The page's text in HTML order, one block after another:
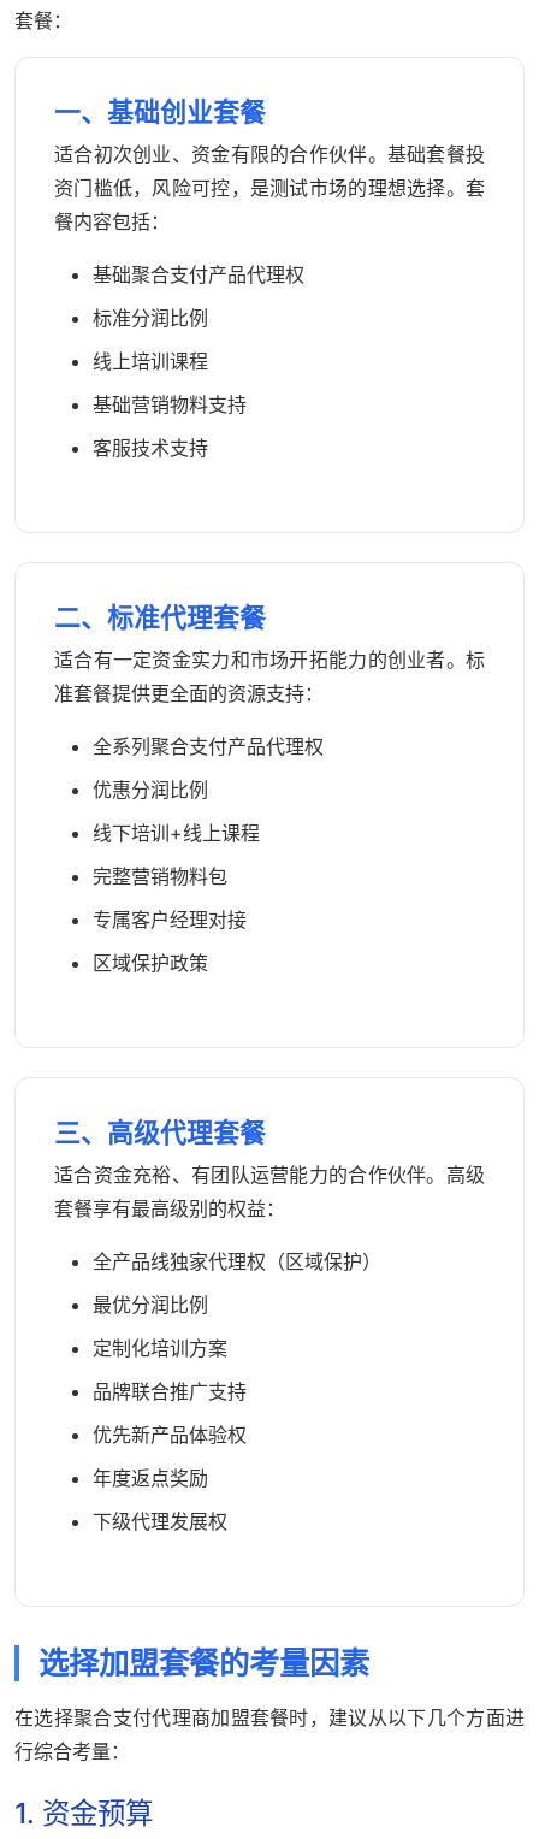
套餐：
一、基础创业套餐
适合初次创业、资金有限的合作伙伴。基础套餐投
资门槛低，风险可控，是测试市场的理想选择。套
餐内容包括：
基础聚合支付产品代理权
标准分润比例
线上培训课程
基础营销物料支持
客服技术支持
二、标准代理套餐
适合有一定资金实力和市场开拓能力的创业者。标
准套餐提供更全面的资源支持：
全系列聚合支付产品代理权
优惠分润比例
线下培训+线上课程
完整营销物料包
专属客户经理对接
区域保护政策
三、高级代理套餐
适合资金充裕、有团队运营能力的合作伙伴。高级
套餐享有最高级别的权益：
全产品线独家代理权（区域保护）
最优分润比例
定制化培训方案
品牌联合推广支持
优先新产品体验权
年度返点奖励
下级代理发展权
选择加盟套餐的考量因素
在选择聚合支付代理商加盟套餐时，建议从以下几个方面进
行综合考量：
1. 资金预算